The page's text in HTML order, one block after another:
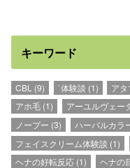
キーワード
CBL (9) `体験談 (1) アタ
アホ毛 (1) アーユルヴェー
ノープー (3) ハーバルカラ
フェイスクリーム体験談 (1)
ヘナの好転反応 (1) ヘナの